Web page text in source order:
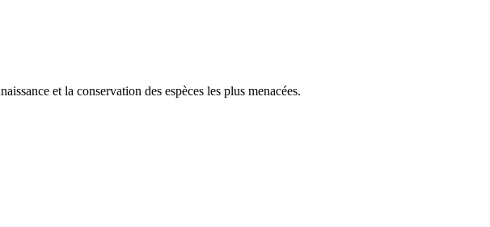
et la conservation des espèces les plus menacées.